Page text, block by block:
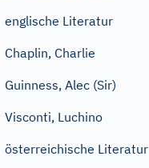
englische Literatur
Chaplin, Charlie
Guinness, Alec (Sir)
Visconti, Luchino
österreichische Literatur